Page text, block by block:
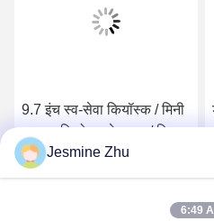
9.7 इंच स्व-सेवा कियॉस्क / मिनी
भुगतान कियोस्क के साथ / बिना
नकद डिस्पेंसर, टिकट तेजी से
बेचने के लिए टिकट वेंडिंग
सर्वोत्तम मूल्य प्राप्त करें
Jesmine Zhu
6:49